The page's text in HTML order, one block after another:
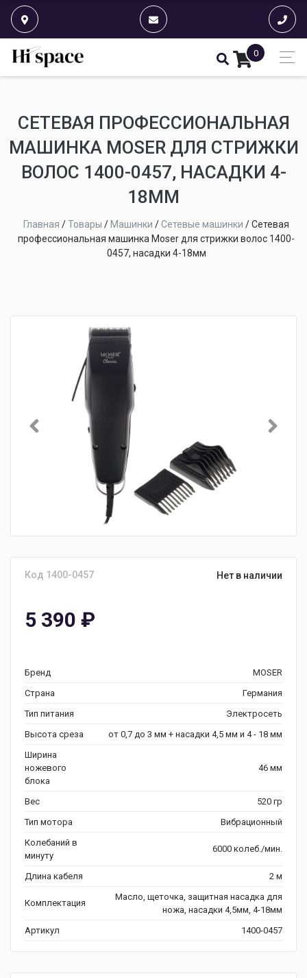
0
СЕТЕВАЯ ПРОФЕССИОНАЛЬНАЯ
МАШИНКА MOSER ДЛЯ СТРИЖКИ
ВОЛОС 1400-0457, НАСАДКИ 4-
18ММ
Главная /Товары / Машинки /Сетевые машинки /Сетевая
профессиональная машинка Moser для стрижки волос 1400-
0457, насадки 4-18мм
Код 1400-0457 Нет в наличии
5 390 ₽
Бренд
MOSER
Страна
Германия
Тип питания
Электросеть
Высота среза
от 0,7 до 3 мм + насадки 4,5 мм и 4 - 18 мм
Ширина
ножевого
блока
46 мм
Вес
520 гр
Тип мотора
Вибрационный
Колебаний в
минуту
6000 колеб./мин.
Длина кабеля 2 м
Комплектация
Масло, щеточка, защитная насадка для
ножа, насадки 4,5мм, 4-18мм
Артикул
1400-0457